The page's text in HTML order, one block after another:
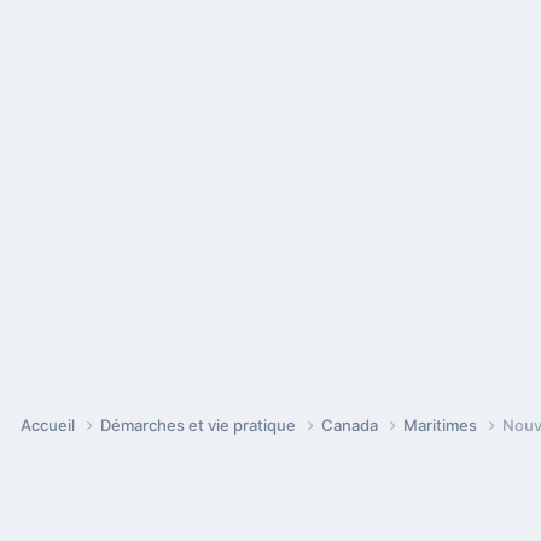
Accueil Démarches et vie pratique Canada Maritimes